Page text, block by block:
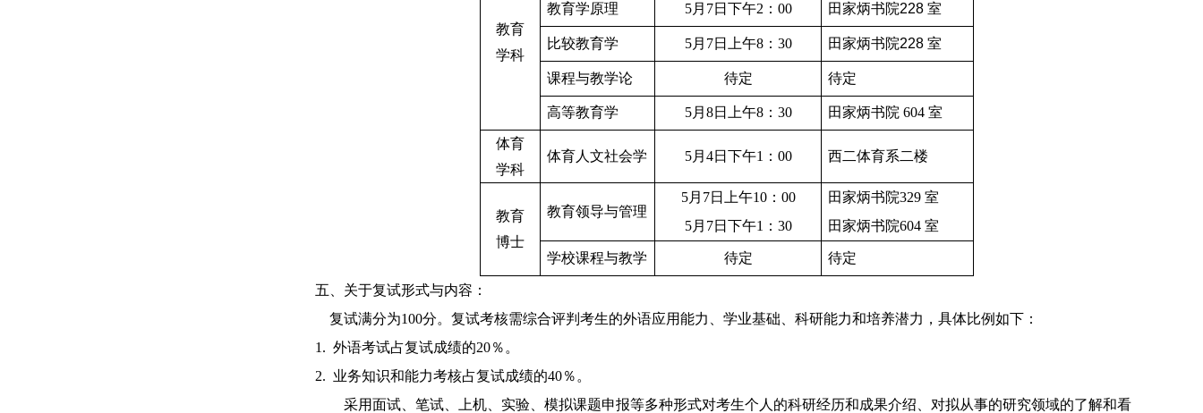
教育
学科
教育学原理 5月 7日 下午2 ： 00 田家炳书院228 室
比较教育学 5月 7日 上午8： 30 田家炳书院228 室
课程与教学论 待定 待定
高等教育学 5月 8日 上午8： 30 田家炳书院 604室
体育
学科
体育人文社会学 5月 4日 下午1 ： 00 西二体育系二楼
教育
博士
教育领导与管理
5月 7日 上午10： 00
5月 7日 下午1 ： 30
田家炳书院329室
田家炳书院604室
学校课程与教学 待定 待定
五、关于复试形式与内容：
复试满分为100分。 复试考核需综合评判考生的外语应用能力、学业基础、科研能力和培养潜力，具体比例如下：
1 . 外语考试占复试成绩的20％。
2. 业务知识和能力考核占复试成绩的40％。
采用面试、笔试、上机、实验、模拟课题申报等多种形式对考生个人的科研经历和成果介绍、对拟从事的研究领域的了解和看